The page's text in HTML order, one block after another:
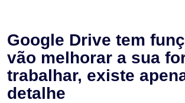
Google Drive tem
vão melhorar a sua
trabalhar, existe
detalhe